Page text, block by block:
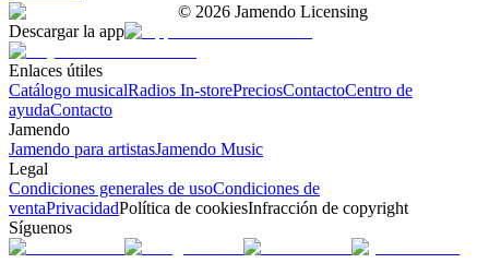
© 2026 Jamendo Licensing
Descargar la app
Enlaces útiles
Catálogo musicalRadios In-storePreciosContactoCentro de
ayudaContacto
Jamendo
Jamendo para artistasJamendo Music
Legal
Condiciones generales de usoCondiciones de
ventaPrivacidadPolítica de cookiesInfracción de copyright
Síguenos